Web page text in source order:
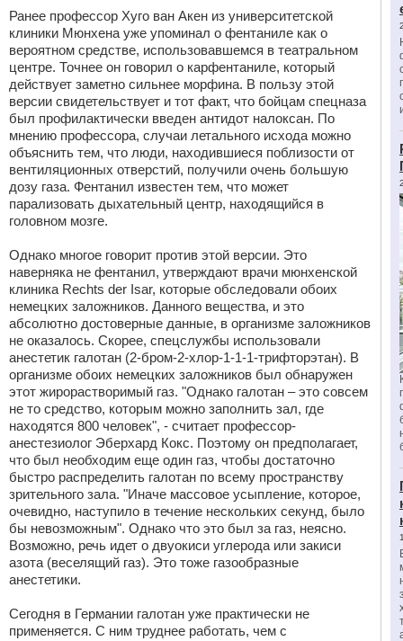
Ранее профессор Хуго ван Акен из университетской
клиники Мюнхена уже упоминал о фентаниле как о
вероятном средстве, использовавшемся в театральном
центре. Точнее он говорил о карфентаниле, который
действует заметно сильнее морфина. В пользу этой
версии свидетельствует и тот факт, что бойцам спецназа
был профилактически введен антидот налоксан. По
мнению профессора, случаи летального исхода можно
объяснить тем, что люди, находившиеся поблизости от
вентиляционных отверстий, получили очень большую
дозу газа. Фентанил известен тем, что может
парализовать дыхательный центр, находящийся в
головном мозге.
Однако многое говорит против этой версии. Это
наверняка не фентанил, утверждают врачи мюнхенской
клиника Rechts der Isar, которые обследовали обоих
немецких заложников. Данного вещества, и это
абсолютно достоверные данные, в организме заложников
не оказалось. Скорее, спецслужбы использовали
анестетик галотан (2-бром-2-хлор-1-1-1-трифторэтан). В
организме обоих немецких заложников был обнаружен
этот жирорастворимый газ. "Однако галотан – это совсем
не то средство, которым можно заполнить зал, где
находятся 800 человек", - считает профессор-
анестезиолог Эберхард Кокс. Поэтому он предполагает,
что был необходим еще один газ, чтобы достаточно
быстро распределить галотан по всему пространству
зрительного зала. "Иначе массовое усыпление, которое,
очевидно, наступило в течение нескольких секунд, было
бы невозможным". Однако что это был за газ, неясно.
Возможно, речь идет о двуокиси углерода или закиси
азота (веселящий газ). Это тоже газообразные
анестетики.
Сегодня в Германии галотан уже практически не
применяется. С ним труднее работать, чем с